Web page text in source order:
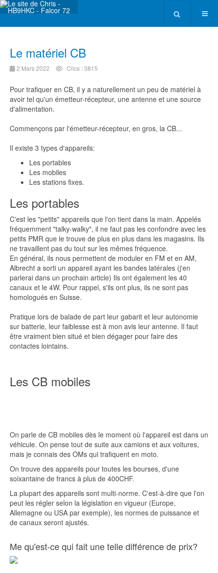
Le matériel CB
2 Mars 2022 Clics : 3815
Pour trafiquer en CB, il y a naturellement un peu de matériel à
avoir tel qu'un émetteur-récepteur, une antenne et une source
d'alimentation.
Commençons par l'émetteur-récepteur, en gros, la CB...
Il existe 3 types d'appareils:
Les portables
Les mobiles
Les stations fixes.
Les portables
C'est les "petits" appareils que l'on tient dans la main. Appelés
fréquemment "talky-walky", il ne faut pas les confondre avec les
petits PMR que le trouve de plus en plus dans les magasins. Ils
ne travaillent pas du tout sur les mêmes fréquence.
En général, ils nous permettent de moduler en FM et en AM,
Albrecht a sorti un appareil ayant les bandes latérales (j'en
parlerai dans un prochain article) Ils ont également les 40
canaux et le 4W. Pour rappel, s'ils ont plus, ils ne sont pas
homologués en Suisse.
Pratique lors de balade de part leur gabarit et leur autonomie
sur batterie, leur faiblesse est à mon avis leur antenne. Il faut
être vraiment bien situé et bien dégager pour faire des
contactes lointains.
Les CB mobiles
On parle de CB mobiles dès le moment où l'appareil est dans un
véhicule. On pense tout de suite aux camions et aux voitures,
mais je connais des OMs qui trafiquent en moto.
On trouve des appareils pour toutes les bourses, d'une
soixantaine de francs à plus de 400CHF.
La plupart des appareils sont multi-norme. C'est-à-dire que l'on
peut les régler selon la législation en vigueur (Europe,
Allemagne ou USA par exemple), les normes de puissance et
de canaux seront ajustés.
Me qu'est-ce qui fait une telle différence de prix?